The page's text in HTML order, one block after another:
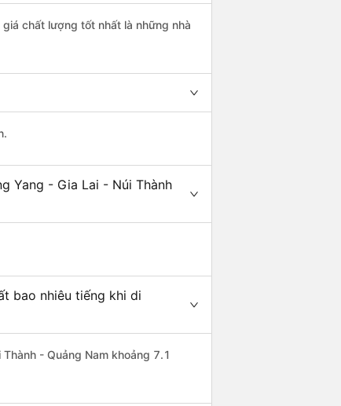
chất lượng tốt nhất là những nhà
Yang - Gia Lai - Núi Thành
bao nhiêu tiếng khi di
- Quảng Nam khoảng 7.1